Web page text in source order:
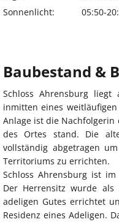
Sonnenlicht:
05:50-
Baubestand &
Schloss Ahrensburg
inmitten eines
Anlage ist die Nachfolgerin
des Ortes stand. Die
vollständig abgetragen
Territoriums zu errichten.
Schloss Ahrensburg ist
Der Herrensitz wurde als
adeligen Gutes errichtet
Residenz eines Adeligen.